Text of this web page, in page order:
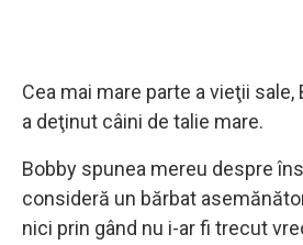
Cea mai mare parte a vieţii
a deţinut câini de talie mare.
Bobby spunea mereu despre
consideră un bărbat
nici prin gând nu i-ar fi trecut